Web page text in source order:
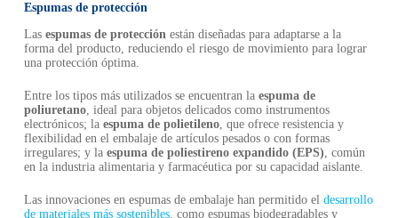
Espumas de protección
Las espumas de protecciónestán diseñadas para adaptarse a la
forma del producto, reduciendo el riesgo de movimiento para lograr
una protección óptima.
Entre los tipos más utilizados se encuentran la espuma de
poliuretano, ideal para objetos delicados como instrumentos
electrónicos; la espuma de polietileno, que ofrece resistencia y
flexibilidad en el embalaje de artículos pesados o con formas
irregulares; y la espuma de poliestireno expandido (EPS), común
en la industria alimentaria y farmacéutica por su capacidad aislante.
Las innovaciones en espumas de embalaje han permitido el desarrollo
de materiales más sostenibles, como espumas biodegradables y